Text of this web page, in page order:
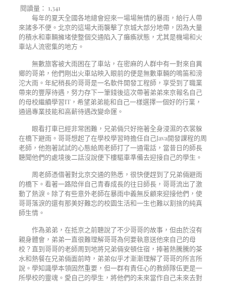
閱讀量： 1,341
每年的夏天全國各地總會迎來一場場無情的暴雨，給行人帶
來諸多不便。北京的這場大雨襲擊了京城大部分地帶，因為大量
的積水和車輛擁堵使整個交通陷入了癱瘓狀態，尤其是機場和火
車站人流密集的地方。
無數旅客被大雨困在了車站，在密麻的人群中有一對來自異
鄉的哥弟，他們剛出火車站映入眼前的便是無數車輛的鳴笛和滂
沱大雨。年紀稍長的哥哥是一名軟件開發工程師，享受到了職業
帶來的豐厚待遇，努力存下一筆錢後這次帶著弟弟來京報名自己
的母校繼續學習IT，希望弟弟能和自己一樣選擇一個好的行業，
通過專業技能和高薪待遇改變命運。
眼看打車已經非常困難，兄弟倆只好拖著全身浸濕的衣裳躲
在橋下避雨。哥哥想起了在學校學習時擔任自己Java開發課程的周
老師，他抱著試試的心態給周老師打了一通電話，當昔日的師長
聽聞他們的處境後二話沒說便下樓驅車準備去迎接自己的學生。
周老師憑借著對北京交通的熟悉，很快便趕到了兄弟倆避雨
的橋下。看著一路陪伴自己青春成長的往日師長，哥哥流出了激
動了熱淚。除了有些意外老師在暴雨中義無反顧來迎接他們，使
哥哥落淚的還有那美好難忘的校園生活和一生也難以割捨的純真
師生情。
作為弟弟，在抵京之前聽說了不少哥哥的故事，但由於沒有
親身體會，弟弟一直很難理解哥哥為何要執意送他來自己的母
校？直到哥哥的老師周到地將兄弟倆安頓住宿，捧著熱騰騰的茶
水和熱餐在兄弟倆面前時，弟弟似乎才漸漸理解了哥哥的所言所
說。學知識學本領固然重要，但一群有責任心的教師隊伍更是一
所學校的靈魂。愛自己的學生，將他們的未來當作自己未來去對